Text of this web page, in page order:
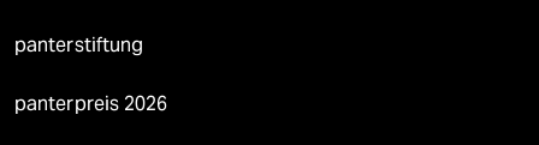
panterstiftung
panterpreis 2026